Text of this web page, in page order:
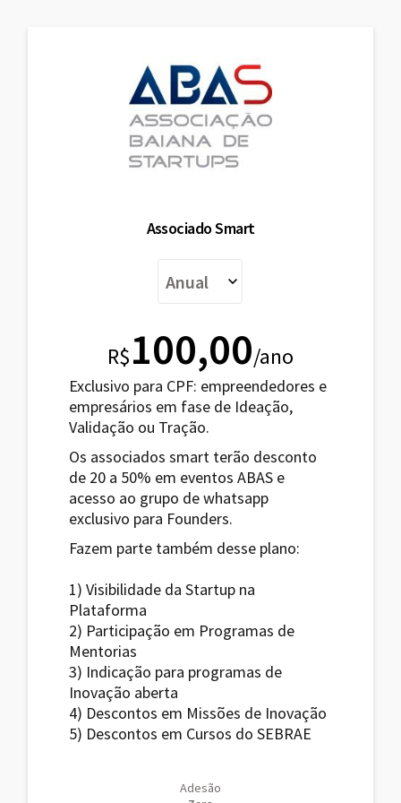
Associado Smart
R$100,00/ano
Exclusivo para CPF: empreendedores e
empresários em fase de Ideação,
Validação ou Tração.
Os associados smart terão desconto
de 20 a 50% em eventos ABAS e
acesso ao grupo de whatsapp
exclusivo para Founders.
Fazem parte também desse plano:
1) Visibilidade da Startup na
Plataforma
2) Participação em Programas de
Mentorias
3) Indicação para programas de
Inovação aberta
4) Descontos em Missões de Inovação
5) Descontos em Cursos do SEBRAE
Adesão